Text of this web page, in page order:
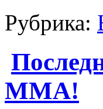
Рубрика:
ММА!